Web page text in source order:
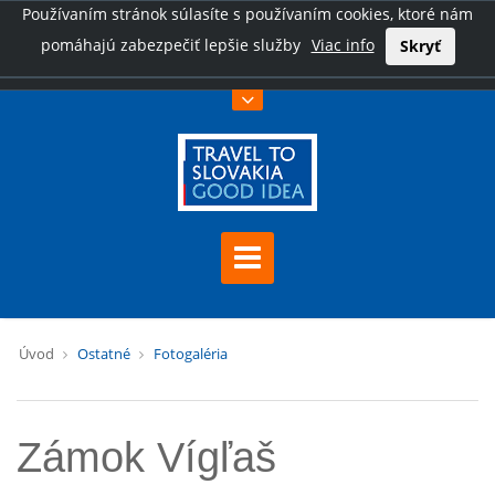
Používaním stránok súlasíte s používaním cookies, ktoré nám
pomáhajú zabezpečiť lepšie služby Viac info Skryť
Úvod Ostatné Fotogaléria
Zámok Vígľaš